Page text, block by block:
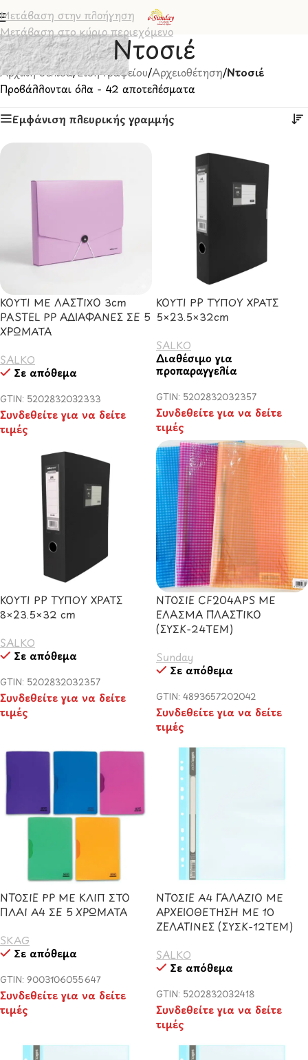
Μετάβαση στην πλοήγηση
Μετάβαση στο κύριο περιεχόμενο
Ντοσιέ
Αρχική σελίδα/Είδη Γραφείου/Αρχειοθέτηση/Ντοσιέ
Προβάλλονται όλα - 42 αποτελέσματα
Εμφάνιση πλευρικής γραμμής
ΚΟΥΤΙ ΜΕ ΛΑΣΤΙΧΟ 3cm
PASTEL PP ΑΔΙΑΦΑΝΕΣ ΣΕ 5
ΧΡΩΜΑΤΑ
SALKO
Σε απόθεμα
GTIN: 5202832032333
Συνδεθείτε για να δείτε
τιμές
ΚΟΥΤΙ ΡΡ ΤΥΠΟΥ ΧΡΑΤΣ
5×23.5×32cm
SALKO
Διαθέσιμο για
προπαραγγελία
GTIN: 5202832032357
Συνδεθείτε για να δείτε
τιμές
ΚΟΥΤΙ ΡΡ ΤΥΠΟΥ ΧΡΑΤΣ
8×23.5×32 cm
SALKO
Σε απόθεμα
GTIN: 5202832032357
Συνδεθείτε για να δείτε
τιμές
ΝΤΟΣΙΕ CF204APS ΜΕ
ΕΛΑΣΜΑ ΠΛΑΣΤΙΚΟ
(ΣΥΣΚ-24ΤΕΜ)
Sunday
Σε απόθεμα
GTIN: 4893657202042
Συνδεθείτε για να δείτε
τιμές
ΝΤΟΣΙΕ PP ΜΕ ΚΛΙΠ ΣΤΟ
ΠΛΑΙ A4 ΣΕ 5 ΧΡΩΜΑΤΑ
SKAG
Σε απόθεμα
GTIN: 9003106055647
Συνδεθείτε για να δείτε
τιμές
ΝΤΟΣΙΕ Α4 ΓΑΛΑΖΙΟ ΜΕ
ΑΡΧΕΙΟΘΕΤΗΣΗ ΜΕ 10
ΖΕΛΑΤΙΝΕΣ (ΣΥΣΚ-12ΤΕΜ)
SALKO
Σε απόθεμα
GTIN: 5202832032418
Συνδεθείτε για να δείτε
τιμές